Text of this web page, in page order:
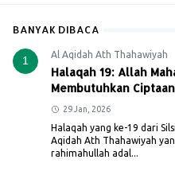
BANYAK DIBACA
1 Al Aqidah Ath Thahawiyah
Halaqah 19: Allah
Membutuhkan
29 Jan, 2026
Halaqah yang ke-19 dari
Aqidah Ath Thahawiyah
rahimahullah adal...